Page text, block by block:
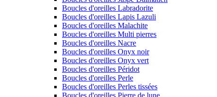
Boucles d'oreilles Labradorite
Boucles d'oreilles Lapis Lazuli
Boucles d'oreilles Malachite
Boucles d'oreilles Multi pierres
Boucles d'oreilles Nacre
Boucles d'oreilles Onyx noir
Boucles d'oreilles Onyx vert
Boucles d'oreilles Péridot
Boucles d'oreilles Perle
Boucles d'oreilles Perles tissées
Boucles d'oreilles Pierre de lune